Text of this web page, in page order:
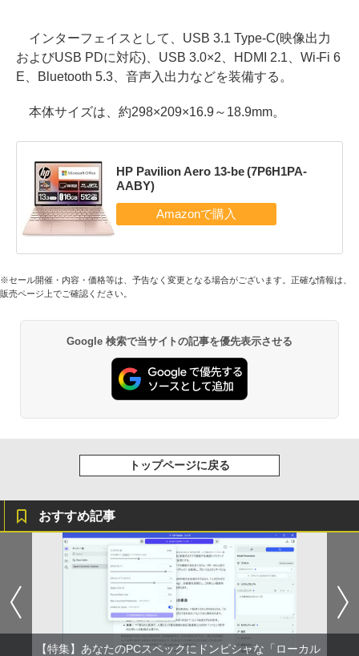
インターフェイスとして、USB 3.1 Type-C(映像出力
およびUSB PDに対応)、USB 3.0×2、HDMI 2.1、Wi-Fi 6
E、Bluetooth 5.3、音声入出力などを装備する。
本体サイズは、約298×209×16.9～18.9mm。
HP Pavilion Aero 13-be (7P6H1PA-
AABY)
※セール開催・内容・価格等は、予告なく変更となる場合がございます。正確な情報は、
販売ページ上でご確認ください。
Google 検索で当サイトの記事を優先表示させる
トップページに戻る
おすすめ記事
【特集】あなたのPCスペックにドンピシャな「ローカル